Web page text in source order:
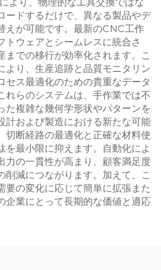
ードするだけで、異なる製品やデ
えが可能です。最新のCNC工作
トウェアとシームレスに統合さ
までの移行が効率化されます。こ
より、生産追跡と品質モニタリン
セス最適化のための貴重なデータ
れらのシステムは、手作業では不
た複雑な幾何学形状やパターンを
計および製造における新たな可能
切断経路の最適化と正確な材料使
を最小限に抑えます。自動化によ
力の一貫性が高まり、顧客満足度
削減につながります。加えて、こ
要の変化に応じて簡単に拡張また
企業にとって長期的な価値と適応